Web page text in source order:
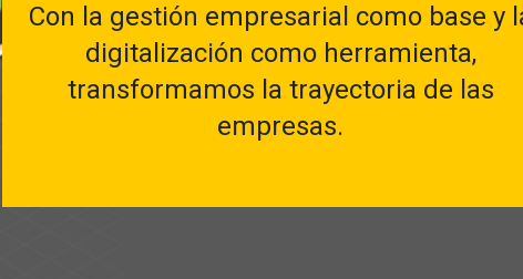
Con la gestión empresarial como base y
digitalización como herramienta,
transformamos la trayectoria de las
empresas.